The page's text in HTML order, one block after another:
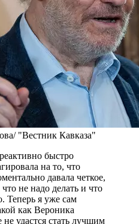
"Вестник Кавказа"
быстро
на то, что
давала четкое,
не надо делать и что
Теперь я уже сам
как Вероника
удастся стать лучшим